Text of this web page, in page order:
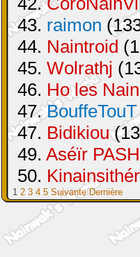
43. raimon
44. Naintroid
45. Wolrathj
46. Ho les
47.BouffeTouT
47. Bidikiou
49. Aséïr
50.
1 2 3 4 5 Suivante Dernière